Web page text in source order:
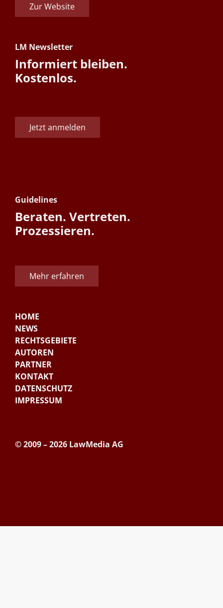
Zur Website
LM Newsletter
Informiert bleiben.
Kostenlos.
Jetzt anmelden
Guidelines
Beraten. Vertreten.
Prozessieren.
Mehr erfahren
HOME
NEWS
RECHTSGEBIETE
AUTOREN
PARTNER
KONTAKT
DATENSCHUTZ
IMPRESSUM
© 2009 – 2026 LawMedia AG